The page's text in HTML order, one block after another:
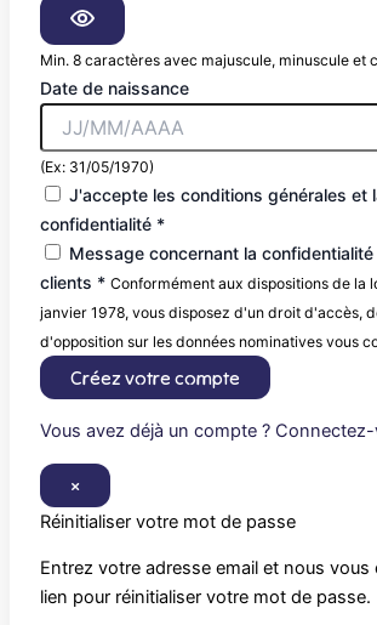
Min. 8 caractères avec majuscule, minuscule et
Date de naissance
(Ex: 31/05/1970)
J'accepte les conditions générales et
confidentialité *
Message concernant la
clients * Conformément aux dispositions de la
janvier 1978, vous disposez d'un droit d'accès,
d'opposition sur les données nominatives vous
Créez votre compte
Vous avez déjà un compte ?
×
Réinitialiser votre mot de passe
Entrez votre adresse email et nous vous
lien pour réinitialiser votre mot de passe.